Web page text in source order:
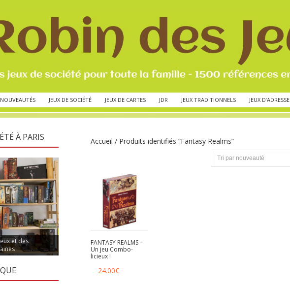
NOUVEAUTÉS JEUX DE SOCIÉTÉ JEUX DE CARTES JDR JEUX TRADITIONNELS JEUX D’ADRESSE
Accueil / Produits identifiés “Fantasy Realms”
FANTASY REALMS –
Un jeu Combo-
licieux !
24.00€
À PARIS
et des